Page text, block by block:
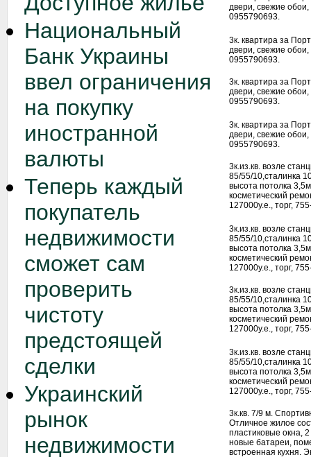
Национальный
Банк Украины
ввел ограничения
на покупку
иностранной
валюты
Теперь каждый
покупатель
недвижимости
сможет сам
проверить
чистоту
предстоящей
сделки
Украинский
рынок
недвижимости
двери, свежие обои,
0955790693.
3к. квартира за
двери, свежие обои,
0955790693.
3к. квартира за
двери, свежие обои,
0955790693.
3к. квартира за
двери, свежие обои,
0955790693.
3к.из.кв. возле
85/55/10,сталинка
высота потолка
косметический
127000у.е., торг,
3к.из.кв. возле
85/55/10,сталинка
высота потолка
косметический
127000у.е., торг,
3к.из.кв. возле
85/55/10,сталинка
высота потолка
косметический
127000у.е., торг,
3к.из.кв. возле
85/55/10,сталинка
высота потолка
косметический
127000у.е., торг,
3к.кв. 7/9 м.
Отличное жилое
пластиковые окна,
новые батареи,
встроенная кухня.